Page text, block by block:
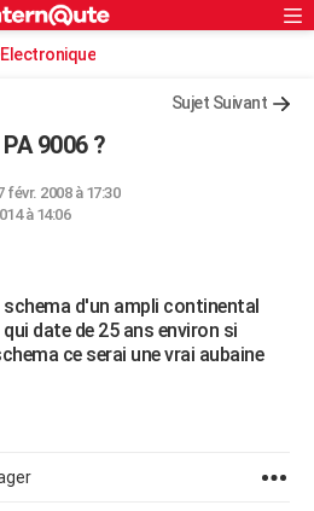
S'inscrire
Electronique
Sujet Suivant
9006 ?
févr. 2008 à 17:30
à 14:06
schema d'un ampli continental
date de 25 ans environ si
ce serai une vrai aubaine